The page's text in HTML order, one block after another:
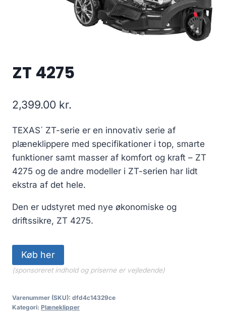
ZT 4275
2,399.00 kr.
TEXAS´ ZT-serie er en innovativ serie af
plæneklippere med specifikationer i top, smarte
funktioner samt masser af komfort og kraft – ZT
4275 og de andre modeller i ZT-serien har lidt
ekstra af det hele.
Den er udstyret med nye økonomiske og
driftssikre, ZT 4275.
Køb her
(sponsoreret indhold og priserne er vejledende)
Varenummer (SKU): dfd4c14329ce
Kategori: Plæneklipper